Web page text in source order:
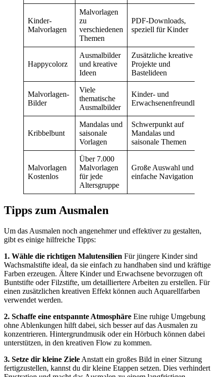
Kinder-
Malvorlagen
Malvorlagen
zu
verschiedenen
Themen
PDF-Downloads,
speziell für Kinder
Happycolorz
Ausmalbilder
und kreative
Ideen
Zusätzliche kreative
Projekte und
Bastelideen
Malvorlagen-
Bilder
Viele
thematische
Ausmalbilder
Kinder- und
Erwachsenenfreundlich
Kribbelbunt
Mandalas und
saisonale
Vorlagen
Schwerpunkt auf
Mandalas und
saisonale Themen
Malvorlagen
Kostenlos
Über 7.000
Malvorlagen
für jede
Altersgruppe
Große Auswahl und
einfache Navigation
Tipps zum Ausmalen
Um das Ausmalen noch angenehmer und effektiver zu gestalten,
gibt es einige hilfreiche Tipps:
1. Wähle die richtigen Malutensilien Für jüngere Kinder sind
Wachsmalstifte ideal, da sie einfach zu handhaben sind und kräftige
Farben erzeugen. Ältere Kinder und Erwachsene bevorzugen oft
Buntstifte oder Filzstifte, um detailliertere Arbeiten zu erstellen. Für
einen zusätzlichen kreativen Effekt können auch Aquarellfarben
verwendet werden​​.
2. Schaffe eine entspannte Atmosphäre Eine ruhige Umgebung
ohne Ablenkungen hilft dabei, sich besser auf das Ausmalen zu
konzentrieren. Hintergrundmusik oder ein Hörbuch können dabei
unterstützen, in den kreativen Flow zu kommen.
3. Setze dir kleine Ziele Anstatt ein großes Bild in einer Sitzung
fertigzustellen, kannst du dir kleine Etappen setzen. Dies verhindert